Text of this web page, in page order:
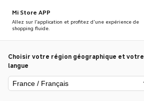
Mi Store APP
Allez sur l'application et profitez d'une expérience de
shopping fluide.
Choisir votre région géographique et votre
langue
France / Français